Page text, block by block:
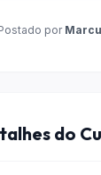
por
do